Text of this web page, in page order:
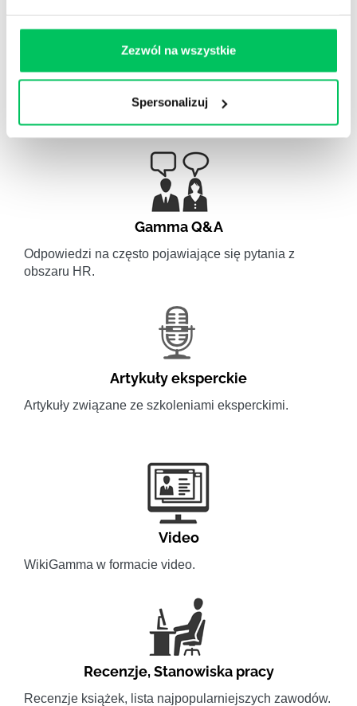
Zezwól na wszystkie
Spersonalizuj
WikiGamma,Delegowanie,HR
Autorskie raporty, wartościowy know-how, pigułki
Gamma Q&A
Odpowiedzi na często pojawiające się pytania z
obszaru HR.
Artykuły eksperckie
Artykuły związane ze szkoleniami eksperckimi.
Video
WikiGamma w formacie video.
Recenzje,Stanowiska pracy
Recenzje książek, lista najpopularniejszych zawodów.